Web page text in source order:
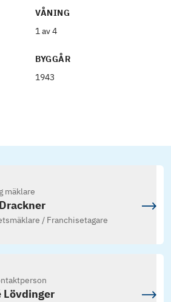
VÅNING
1 av 4
BYGGÅR
1943
mäklare
/ Franchisetagare
Lövdinger